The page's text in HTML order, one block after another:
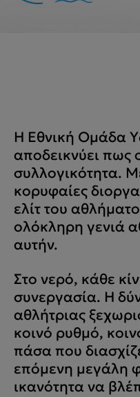
Η Εθνική Ομάδα
αποδεικνύει πως
συλλογικότητα.
κορυφαίες
ελίτ του
ολόκληρη γενιά
αυτήν.
Στο νερό, κάθε
συνεργασία. Η
αθλήτριας
κοινό ρυθμό,
πάσα που
επόμενη μεγάλη
ικανότητα να